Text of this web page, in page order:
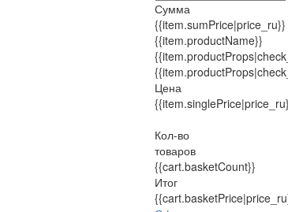
Сумма
{{item.sumPrice|price_ru}}
{{item.productName}}
Цена
Кол-во
товаров
{{cart.basketCount}}
Итог